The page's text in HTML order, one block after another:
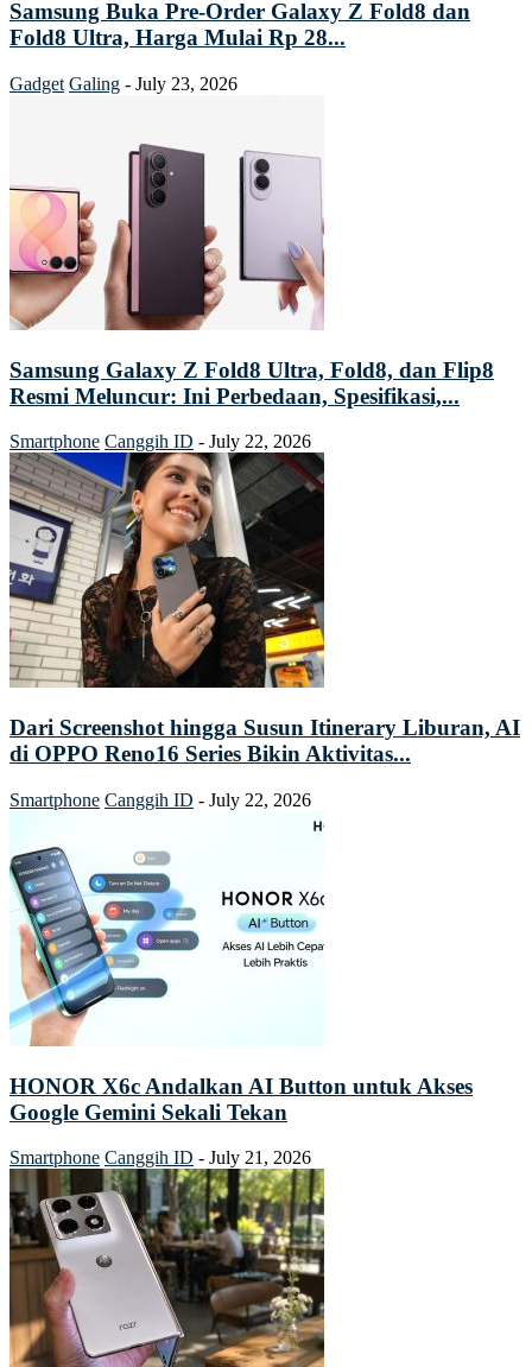
Samsung Buka Pre-Order Galaxy Z Fold8 dan
Fold8 Ultra, Harga Mulai Rp 28...
Gadget Galing - July 23, 2026
Samsung Galaxy Z Fold8 Ultra, Fold8, dan Flip8
Resmi Meluncur: Ini Perbedaan, Spesifikasi,...
Smartphone Canggih ID - July 22, 2026
Dari Screenshot hingga Susun Itinerary Liburan, AI
di OPPO Reno16 Series Bikin Aktivitas...
Smartphone Canggih ID - July 22, 2026
HONOR X6c Andalkan AI Button untuk Akses
Google Gemini Sekali Tekan
Smartphone Canggih ID - July 21, 2026